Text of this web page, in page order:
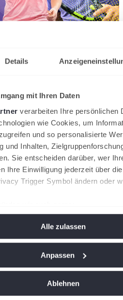
Details
mit Ihren Daten
verarbeiten Ihre persönlichen
wie Cookies, um
und so personalisierte
und Inhalten,
Sie entscheiden darüber, wer
Ihre Einwilligung jederzeit über
Trigger Symbol ändern oder
Scannen nach bestimmten
wie Ihre persönlichen Daten
Alle zulassen
Anpassen
Ablehnen
Cup: Wildcards für
1.553.580 Mitglieder in 8.612
Tennis wächst 2026 stärker